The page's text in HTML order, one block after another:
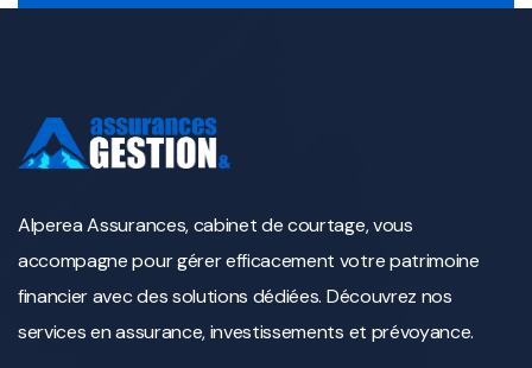
Alperea Assurances, cabinet de courtage, vous
accompagne pour gérer efficacement votre patrimoine
financier avec des solutions dédiées. Découvrez nos
services en assurance, investissements et prévoyance.